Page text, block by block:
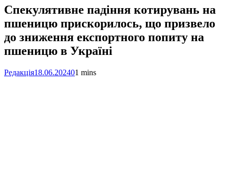
Спекулятивне падіння котирувань на
пшеницю прискорилось, що призвело
до зниження експортного попиту на
пшеницю в Україні
Редакція18.06.202401 mins